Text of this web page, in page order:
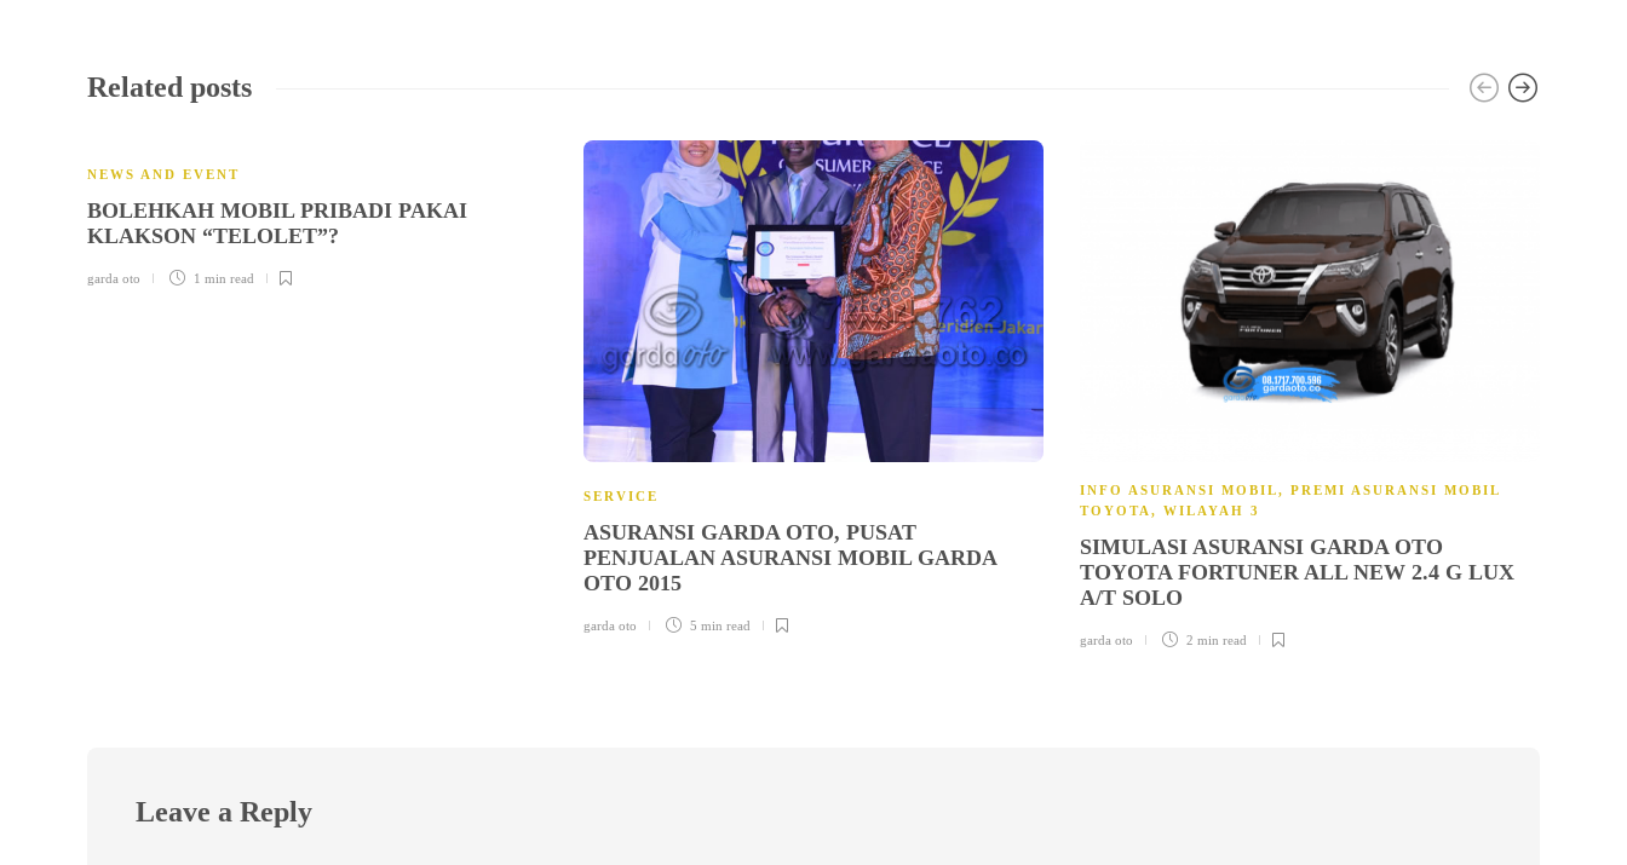
Related posts
NEWS AND EVENT
BOLEHKAH MOBIL PRIBADI PAKAI
KLAKSON “TELOLET”?
garda oto 1 min read
SERVICE
ASURANSI GARDA OTO, PUSAT
PENJUALAN ASURANSI MOBIL GARDA
OTO 2015
garda oto 5 min read
INFO ASURANSI MOBIL, PREMI ASURANSI MOBIL
TOYOTA , WILAYAH 3
SIMULASI ASURANSI GARDA OTO
TOYOTA FORTUNER ALL NEW 2.4 G LUX
A/T SOLO
garda oto 2 min read
Leave a Reply